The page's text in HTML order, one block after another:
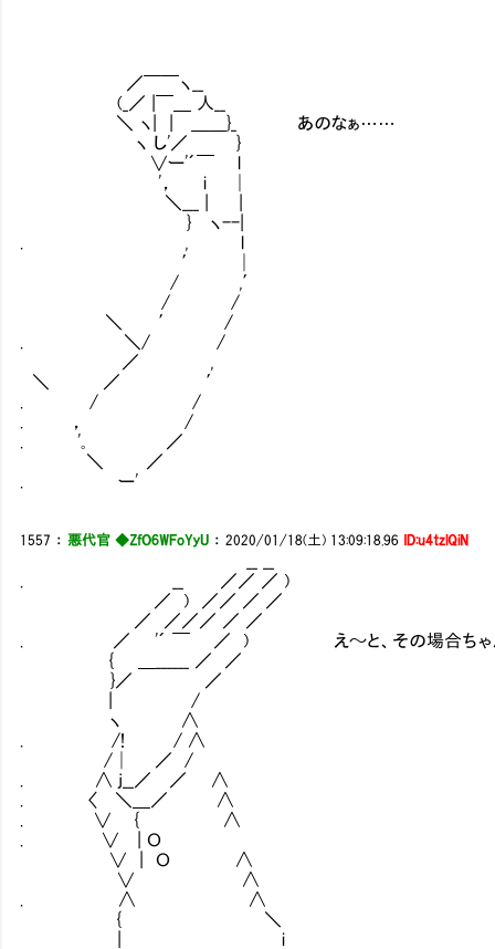
／￣￣ヽ__
(_／ |￣＿ 人__
＼ ヽ| | ＿＿}_ あのなぁ……
ヽ し'／ }
∨ー'´￣ l
'， i │
＼___ | |
} ヽ--|
. , l
′ │
/ ,′
/ /
＼ ′ /
. ＼/ /
／ ,
＼ ／ ′
. / /
. ， /
. '｡ ／
＼ ／
. ー'
1557 ：悪代官 ◆ZfO6WFoYyU ：2020/01/18(土) 13:09:18.96 ID:u4tzlQiN
. __ ／／ ／ )
／ ) ／／ ／ ／
／ ／／／ ／ ／
. ／ '´ ￣ ／ ) え～と、その場合ちゃんと
{ ＿______ ／ ／
}／ ／
| /
ヽ ∧
. /! / ∧
/│ ／ /
. ∧ j__／ ／ ∧
. 〈 ＼＿／ ∧
. ∨ { ∧
. ∨ | Ｏ
∨ | Ｏ ∧
∨ ∧
. ∧ ∧
{ ＼
| i